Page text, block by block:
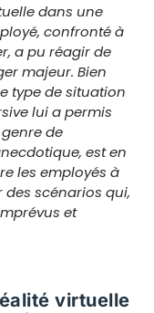
dans une
confronté à
a pu réagir de
majeur. Bien
type de situation
lui a permis
de
est en
les employés à
scénarios qui,
et
virtuelle